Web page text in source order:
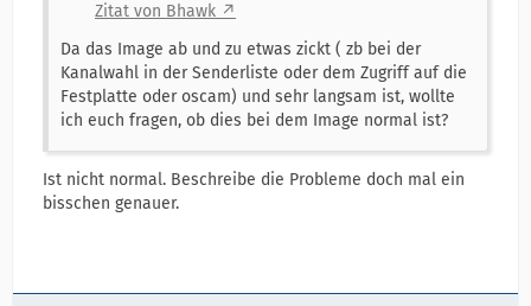
Zitat von Bhawk
Da das Image ab und zu etwas zickt ( zb bei der
Kanalwahl in der Senderliste oder dem Zugriff auf die
Festplatte oder oscam) und sehr langsam ist, wollte
ich euch fragen, ob dies bei dem Image normal ist?
Ist nicht normal. Beschreibe die Probleme doch mal ein
bisschen genauer.